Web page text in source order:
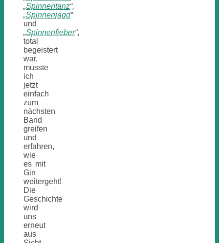
„Spinnentanz“,
„Spinnenjagd“
und
„Spinnenfieber“,
total
begeistert
war,
musste
ich
jetzt
einfach
zum
nächsten
Band
greifen
und
erfahren,
wie
es mit
Gin
weitergeht!
Die
Geschichte
wird
uns
erneut
aus